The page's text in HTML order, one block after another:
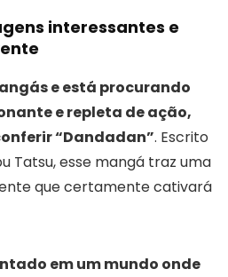
interessantes e
e está procurando
e repleta de ação,
“Dandadan”. Escrito
Tatsu, esse mangá traz uma
que certamente cativará
em um mundo onde